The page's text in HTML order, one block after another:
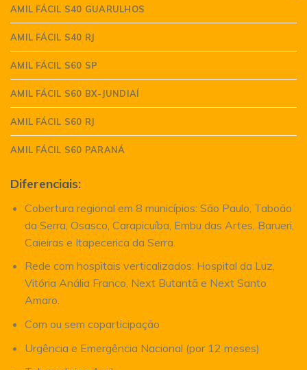
AMIL FÁCIL S40 GUARULHOS
AMIL FÁCIL S40 RJ
AMIL FÁCIL S60 SP
AMIL FÁCIL S60 BX-JUNDIAÍ
AMIL FÁCIL S60 RJ
AMIL FÁCIL S60 PARANÁ
Diferenciais:
Cobertura regional em 8 municípios: São Paulo, Taboão
da Serra, Osasco, Carapicuíba, Embu das Artes, Barueri,
Caieiras e Itapecerica da Serra.
Rede com hospitais verticalizados: Hospital da Luz,
Vitória Anália Franco, Next Butantã e Next Santo
Amaro.
Com ou sem coparticipação
Urgência e Emergência Nacional (por 12 meses)